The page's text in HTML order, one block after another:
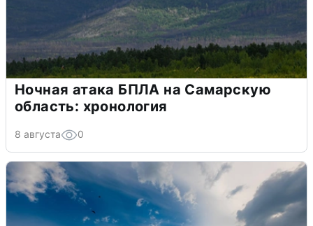
Ночная атака БПЛА на Самарскую
область: хронология
8 августа 0